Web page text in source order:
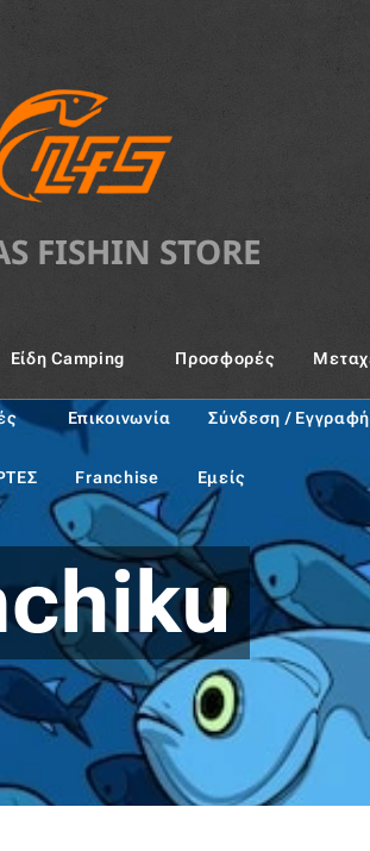
FISHIN STORE
Είδη Camping Προσφορές
Επικοινωνία Σύνδεση / Εγγραφή
Franchise Εμείς